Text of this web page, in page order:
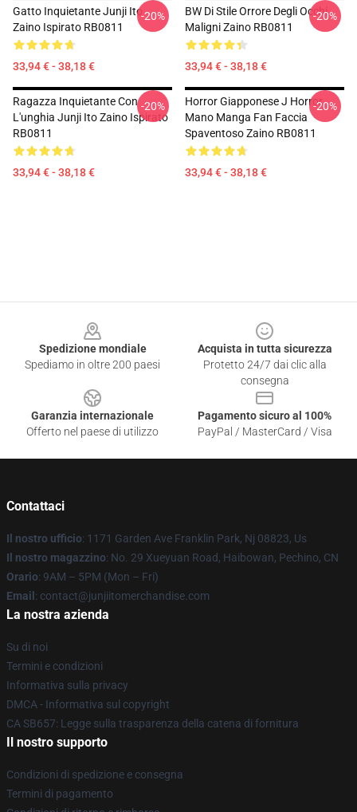
Gatto Inquietante Junji Ito
Zaino Ispirato RB0811
33,94 € - 38,18 €
-20%
BW Di Stile Orrore Degli Occhi
Maligni Zaino RB0811
33,94 € - 38,18 €
-20%
Ragazza Inquietante Con
L'unghia Junji Ito Zaino Ispirato
RB0811
33,94 € - 38,18 €
-20%
Horror Giapponese J Horror
Mano Manga Fan Faccia
Spaventoso Zaino RB0811
33,94 € - 38,18 €
-20%
Spedizione mondiale
Spediamo in oltre 200 paesi
Acquista in tutta sicurezza
Protetto 24/7 dai clic alla
consegna
Garanzia internazionale
Offerto nel paese di utilizzo
Pagamento sicuro al 100%
PayPal / MasterCard / Visa
Contattaci
Il nostro ufficio: 1171 Garden Ave Franklin Park, Nj 08823, Us
Il nostro magazzino: No. 29 Xueyuan Road, Haibowan, Pechino, CN
Orario: 9AM – 5PM (Mon – Fri)
Email : contact@junjiitomerchandise.com
La nostra azienda
Su di noi
Termini e condizioni
Informativa sulla privacy
DMCA - Informativa sul copyright
CA SB657: Legge sulla trasparenza della catena di fornitura
Il nostro supporto
Condizioni di spedizione e consegna
Termini di pagamento